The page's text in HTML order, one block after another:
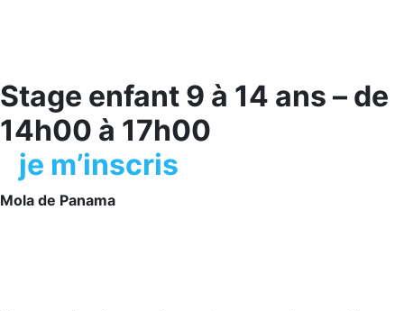
Stage enfant 9 à 14 ans – de
14h00 à 17h00
je m’inscris
Mola de Panama